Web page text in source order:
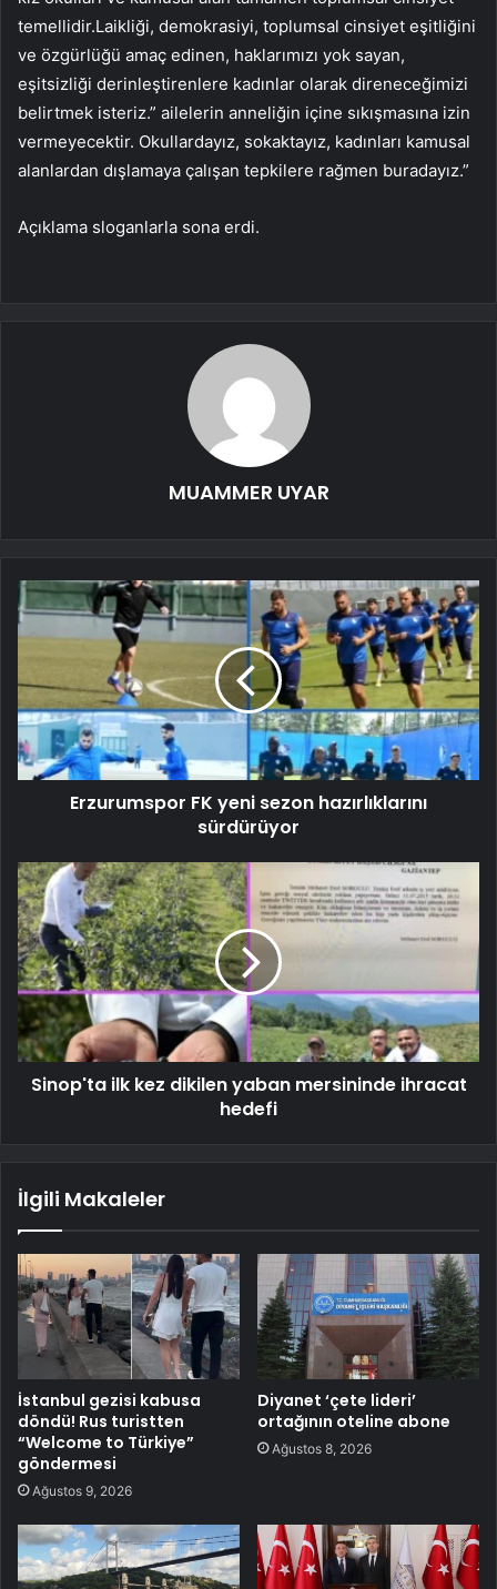
temellidir.Laikliği, demokrasiyi, toplumsal cinsiyet eşitliğini
ve özgürlüğü amaç edinen, haklarımızı yok sayan,
eşitsizliği derinleştirenlere kadınlar olarak direneceğimizi
belirtmek isteriz.” ailelerin anneliğin içine sıkışmasına izin
vermeyecektir. Okullardayız, sokaktayız, kadınları kamusal
alanlardan dışlamaya çalışan tepkilere rağmen buradayız.”
Açıklama sloganlarla sona erdi.
MUAMMER UYAR
Erzurumspor FK yeni sezon hazırlıklarını
sürdürüyor
Sinop'ta ilk kez dikilen yaban mersininde ihracat
hedefi
İlgili Makaleler
İstanbul gezisi kabusa
döndü! Rus turistten
“Welcome to Türkiye”
göndermesi
Ağustos 9, 2026
Diyanet ‘çete lideri’
ortağının oteline abone
Ağustos 8, 2026